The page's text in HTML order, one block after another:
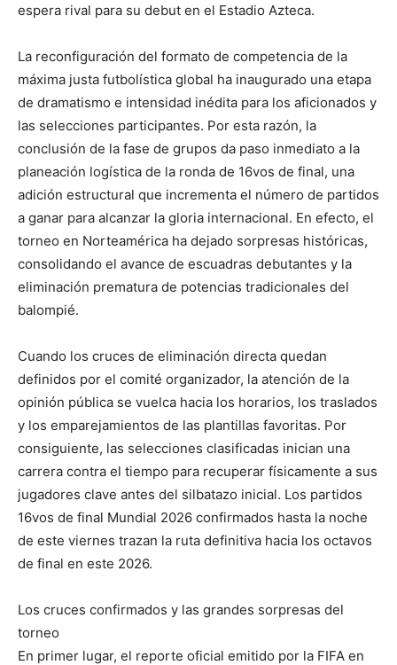
espera rival para su debut en el Estadio Azteca.
La reconfiguración del formato de competencia de la
máxima justa futbolística global ha inaugurado una etapa
de dramatismo e intensidad inédita para los aficionados y
las selecciones participantes. Por esta razón, la
conclusión de la fase de grupos da paso inmediato a la
planeación logística de la ronda de 16vos de final, una
adición estructural que incrementa el número de partidos
a ganar para alcanzar la gloria internacional. En efecto, el
torneo en Norteamérica ha dejado sorpresas históricas,
consolidando el avance de escuadras debutantes y la
eliminación prematura de potencias tradicionales del
balompié.
Cuando los cruces de eliminación directa quedan
definidos por el comité organizador, la atención de la
opinión pública se vuelca hacia los horarios, los traslados
y los emparejamientos de las plantillas favoritas. Por
consiguiente, las selecciones clasificadas inician una
carrera contra el tiempo para recuperar físicamente a sus
jugadores clave antes del silbatazo inicial. Los partidos
16vos de final Mundial 2026 confirmados hasta la noche
de este viernes trazan la ruta definitiva hacia los octavos
de final en este 2026.
Los cruces confirmados y las grandes sorpresas del
torneo
En primer lugar, el reporte oficial emitido por la FIFA en